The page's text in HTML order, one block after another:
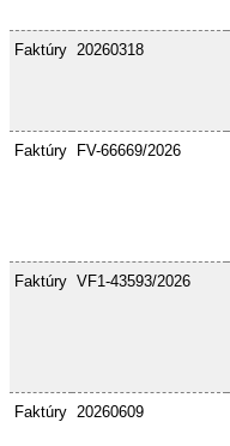
Faktúry 20260318
Faktúry FV-66669/2026
Faktúry VF1-43593/2026
Faktúry 20260609